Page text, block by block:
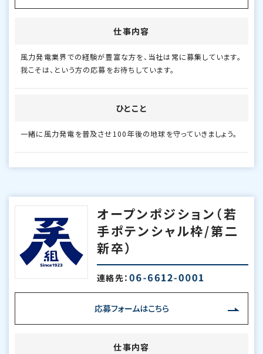
仕事内容
風力発電業界での経験が豊富な方を、当社は常に募集しています。
我こそは、という方の応募をお待ちしています。
ひとこと
一緒に風力発電を普及させ100年後の地球を守っていきましょう。
オープンポジション（若
手ポテンシャル枠/第二
新卒）
連絡先：
応募フォームはこちら
仕事内容